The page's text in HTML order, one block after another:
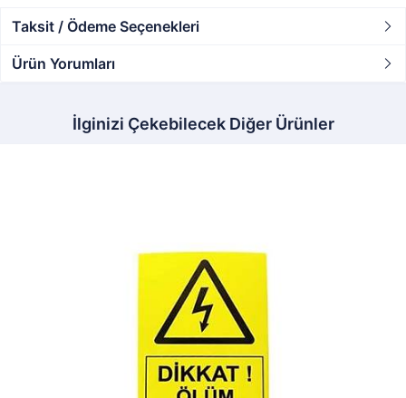
Taksit / Ödeme Seçenekleri
Ürün Yorumları
İlginizi Çekebilecek Diğer Ürünler